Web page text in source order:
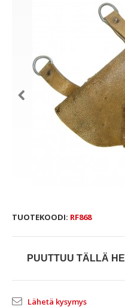
TUOTEKOODI: RF868
PUUTTUU TÄLLÄ
Lähetä kysymys